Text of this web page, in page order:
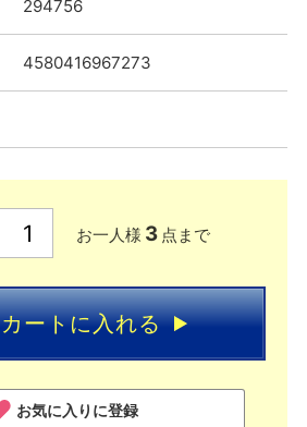
294756
4580416967273
お一人様 3 点まで
カートに入れる
お気に入りに登録